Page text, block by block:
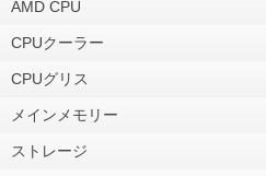
AMD CPU
CPUクーラー
CPUグリス
メインメモリー
ストレージ